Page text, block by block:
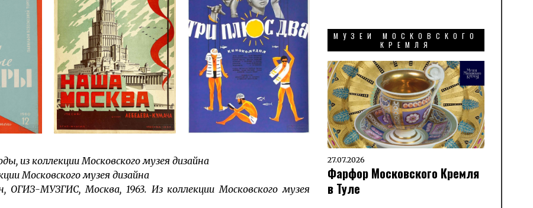
из коллекции Московского музея дизайна
Московского музея дизайна
МУЗГИС, Москва, 1963. Из коллекции Московского музея
МУЗЕИ МОСКОВСКОГО
КРЕМЛЯ
27.07.2026
Фарфор Московского Кремля
в Туле